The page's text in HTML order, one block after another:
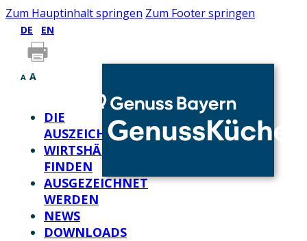
Zum Hauptinhalt springen Zum Footer springen
DE EN
A A
DIE
AUSZEICHNUNG
WIRTSHÄUSER
FINDEN
AUSGEZEICHNET
WERDEN
NEWS
DOWNLOADS